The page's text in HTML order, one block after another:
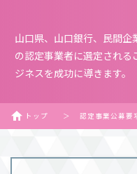
山口県、山口銀行、民間企
の認定事業者に選定される
ジネスを成功に導きます。
トップ ＞ 認定事業公募要